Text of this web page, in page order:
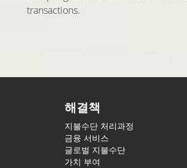
transactions.
해결책
지불수단 처리과정
금융 서비스
글로벌 지불수단
가치 부여